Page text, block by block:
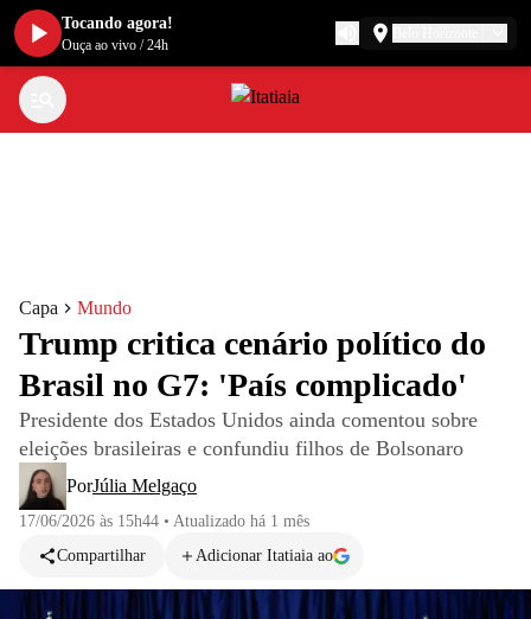
Capa Mundo
Trump critica cenário político do
Brasil no G7: 'País complicado'
Presidente dos Estados Unidos ainda comentou sobre
eleições brasileiras e confundiu filhos de Bolsonaro
PorJúlia Melgaço
17/06/2026 às 15h44 • Atualizado há 1 mês
Compartilhar
Adicionar Itatiaia ao
Tocando agora!
Ouça ao vivo /24h